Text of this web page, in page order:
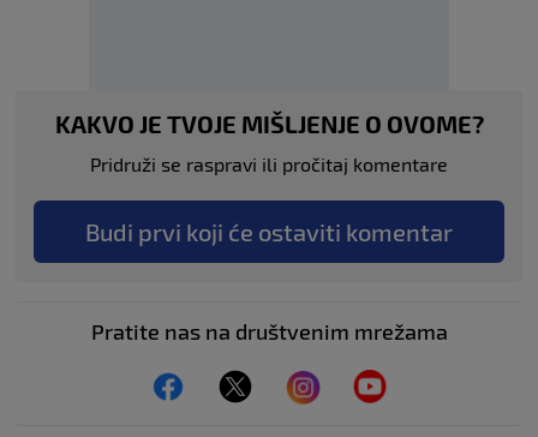
KAKVO JE TVOJE MIŠLJENJE O OVOME?
Pridruži se raspravi ili pročitaj komentare
Budi prvi koji će ostaviti komentar
Pratite nas na društvenim mrežama